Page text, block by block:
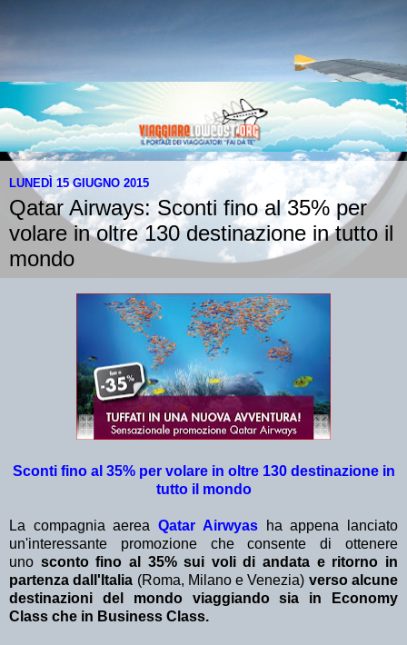
LUNEDÌ 15 GIUGNO 2015
Qatar Airways: Sconti fino al 35% per
volare in oltre 130 destinazione in tutto il
mondo
Sconti fino al 35% per volare in oltre 130 destinazione in
tutto il mondo
La compagnia aereaQatar Airwyasha appena lanciato
un'interessante promozione che consente di ottenere
uno sconto fino al 35% sui voli di andata e ritorno in
partenza dall'Italia (Roma, Milano e Venezia) verso alcune
destinazioni del mondo viaggiando sia in Economy
Class che in Business Class.